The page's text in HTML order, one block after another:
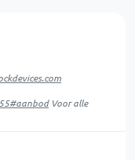
Voor alle